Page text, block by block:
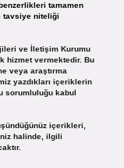
tamamen
tavsiye niteliği
ve İletişim Kurumu
hizmet vermektedir. Bu
veya araştırma
yazdıkları içeriklerin
sorumluluğu kabul
içerikleri,
halinde, ilgili